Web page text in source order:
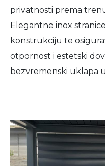
privatnosti prema
Elegantne inox
konstrukciju te
otpornost i estetski
bezvremenski uklapa